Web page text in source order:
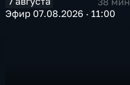
Эфир 07.08.2026 · 11:00